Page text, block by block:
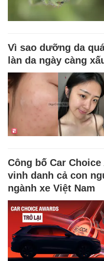
Vì sao dưỡng da
làn da ngày càng
Công bố Car
vinh danh cả con
ngành xe Việt Nam